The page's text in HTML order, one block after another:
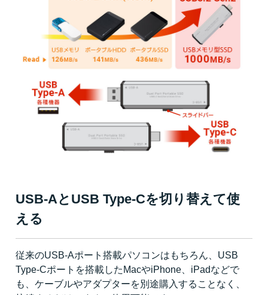
USB-AとUSB Type-Cを切り替えて使
える
従来のUSB-Aポート搭載パソコンはもちろん、USB
Type-Cポートを搭載したMacやiPhone、iPadなどで
も、ケーブルやアダプターを別途購入することなく、